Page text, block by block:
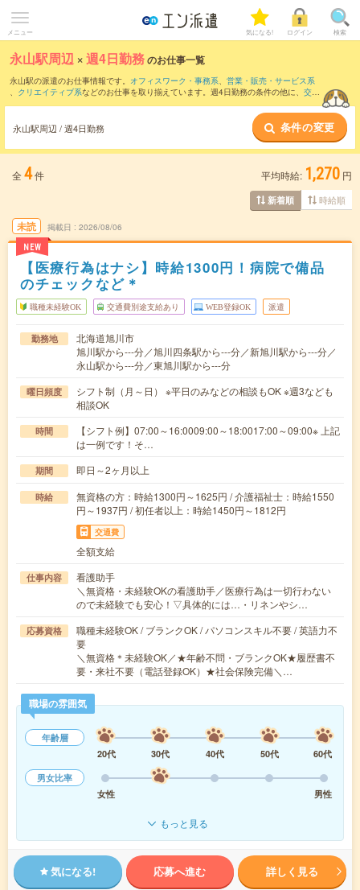
メニュー 気になる! ログイン 検索
永山駅周辺 ×週4日勤務のお仕事一覧
永山駅の派遣のお仕事情報です。 オフィスワーク・事務系、 営業・販売・サービス系
、 クリエイティブ系などのお仕事を取り揃えています。週4日勤務の条件の他に、 交通
永山駅周辺 / 週4日勤務 条件の変更
全 4件 平均時給: 1,270 円
新着順 時給順
未読
NEW
掲載日 2026/08/06
【医療行為はナシ】時給1300円！病院で備品
のチェックなど＊
職種未経験OK 交通費別途支給あり WEB登録OK 派遣
勤務地
北海道旭川市
旭川駅から---分／旭川四条駅から---分／新旭川駅から---分／
永山駅から---分／東旭川駅から---分
曜日頻度
シフト制（月～日） ※平日のみなどの相談もOK ※週3なども
相談OK
時間
【シフト例】07:00～16:0009:00～18:0017:00～09:00※ 上記
は一例です！そ…
期間 即日～2ヶ月以上
時給
無資格の方：時給1300円～1625円 / 介護福祉士：時給1550
円～1937円 / 初任者以上：時給1450円～1812円
交通費
全額支給
仕事内容
看護助手
＼無資格・未経験OKの看護助手／医療行為は一切行わない
ので未経験でも安心！▽具体的には…・リネンやシ…
応募資格
職種未経験OK / ブランクOK / パソコンスキル不要 / 英語力不
要
＼無資格＊未経験OK／★年齢不問・ブランクOK★履歴書不
要・来社不要（電話登録OK）★社会保険完備＼…
職場の雰囲気
年齢層
20代
30代 40代 50代
60代
男女比率
女性
男性
もっと見る
気になる! 応募へ進む 詳しく見る